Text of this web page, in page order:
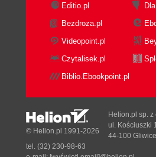
Editio.pl
Bezdroza.pl
Videopoint.pl
Czytalisek.pl
Biblio.Ebookpoint.pl
© Helion.pl 1991-2026
Helion.pl sp. z
ul. Kościuszki
44-100 Gliwice
tel. (32) 230-98-63